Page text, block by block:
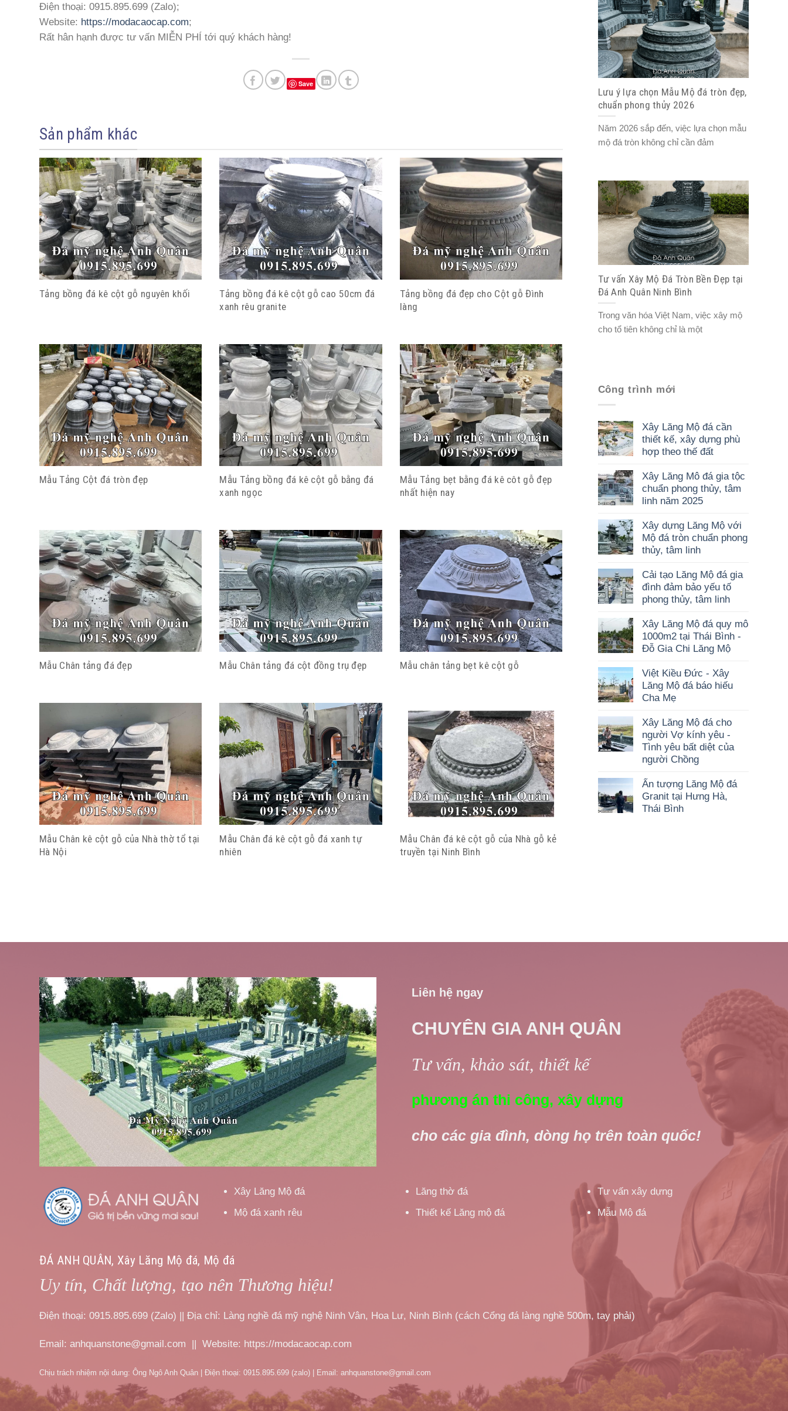
Điện thoại: 0915.895.699 (Zalo);
Website: https://modacaocap.com;
Rất hân hạnh được tư vấn MIỄN PHÍ tới quý khách hàng!
Save
Sản phẩm khác
Tảng bồng đá kê cột gỗ nguyên khối
Tảng bồng đá kê cột gỗ cao 50cm đá
xanh rêu granite
Tảng bồng đá đẹp cho Cột gỗ Đình
làng
Mẫu Tảng Cột đá tròn đẹp
Mẫu Tảng bồng đá kê cột gỗ bằng đá
xanh ngọc
Mẫu Tảng bẹt bằng đá kê côt gỗ đẹp
nhất hiện nay
Mẫu Chân tảng đá đẹp Mẫu Chân tảng đá cột đồng trụ đẹp Mẫu chân tảng bẹt kê cột gỗ
Mẫu Chân kê cột gỗ của Nhà thờ tổ tại
Hà Nội
Mẫu Chân đá kê cột gỗ đá xanh tự
nhiên
Mẫu Chân đá kê cột gỗ của Nhà gỗ kẻ
truyền tại Ninh Bình
Lưu ý lựa chọn Mẫu Mộ đá tròn đẹp,
chuẩn phong thủy 2026
Năm 2026 sắp đến, việc lựa chọn mẫu
mộ đá tròn không chỉ cần đảm
Tư vấn Xây Mộ Đá Tròn Bền Đẹp tại
Đá Anh Quân Ninh Bình
Trong văn hóa Việt Nam, việc xây mộ
cho tổ tiên không chỉ là một
Công trình mới
Xây Lăng Mộ đá cần
thiết kế, xây dựng phù
hợp theo thế đất
Xây Lăng Mô đá gia tộc
chuẩn phong thủy, tâm
linh năm 2025
Xây dựng Lăng Mộ với
Mộ đá tròn chuẩn phong
thủy, tâm linh
Cải tạo Lăng Mộ đá gia
đình đảm bảo yếu tố
phong thủy, tâm linh
Xây Lăng Mộ đá quy mô
1000m2 tại Thái Bình -
Đỗ Gia Chi Lăng Mộ
Việt Kiều Đức - Xây
Lăng Mộ đá báo hiếu
Cha Mẹ
Xây Lăng Mộ đá cho
người Vợ kính yêu -
Tình yêu bất diệt của
người Chồng
Ấn tượng Lăng Mộ đá
Granit tại Hưng Hà,
Thái Bình
Liên hệ ngay
CHUYÊN GIA ANH QUÂN
Tư vấn, khảo sát, thiết kế
phương án thi công, xây dựng
cho các gia đình, dòng họ trên toàn quốc!
Xây Lăng Mộ đá
Mộ đá xanh rêu
Lăng thờ đá
Thiết kế Lăng mộ đá
Tư vấn xây dựng
Mẫu Mộ đá
ĐÁ ANH QUÂN, Xây Lăng Mộ đá, Mộ đá
Uy tín, Chất lượng, tạo nên Thương hiệu!
Điện thoại: 0915.895.699 (Zalo) || Địa chỉ: Làng nghề đá mỹ nghệ Ninh Vân, Hoa Lư, Ninh Bình (cách Cổng đá làng nghề 500m, tay phải)
Email: anhquanstone@gmail.com || Website: https://modacaocap.com
Chịu trách nhiệm nội dung: Ông Ngô Anh Quân | Điện thoại: 0915.895.699 (zalo) | Email: anhquanstone@gmail.com